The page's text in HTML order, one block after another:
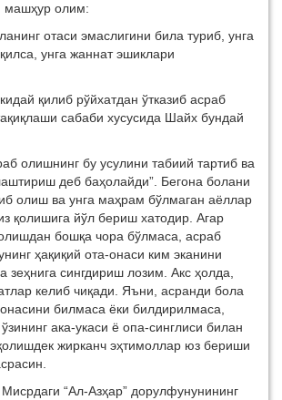
машҳур олим:
отаси эмаслигини била туриб, унга
унга жаннат эшиклари
қилиб рўйхатдан ўтказиб асраб
сабаби хусусида Шайх бундай
олишнинг бу усулини табиий тартиб ва
деб баҳолайди”. Бегона болани
олиш ва унга маҳрам бўлмаган аёллар
қолишига йўл бериш хатодир. Агар
бошқа чора бўлмаса, асраб
ҳақиқий ота-онаси ким эканини
зеҳнига сингдириш лозим. Акс ҳолда,
келиб чиқади. Яъни, асранди бола
онасини билмаса ёки билдирилмаса,
ака-укаси ё опа-синглиси билан
жирканч эҳтимоллар юз бериши
“Ал-Азҳар” дорулфунунининг